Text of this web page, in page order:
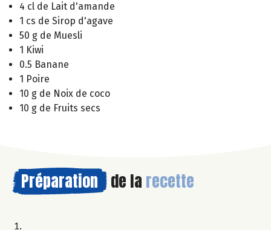
4 cl de Lait d'amande
1 cs de Sirop d'agave
50 g de Muesli
1 Kiwi
0.5 Banane
1 Poire
10 g de Noix de coco
10 g de Fruits secs
Préparation de la recette